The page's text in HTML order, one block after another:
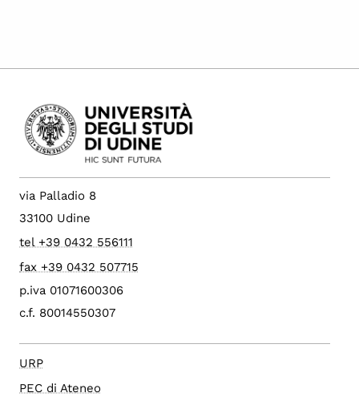
via Palladio 8
33100 Udine
tel +39 0432 556111
fax +39 0432 507715
p.iva 01071600306
c.f. 80014550307
URP
PEC di Ateneo